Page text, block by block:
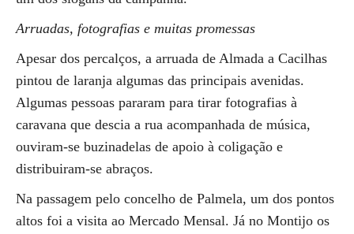
Arruadas, fotografias e muitas promessas
Apesar dos percalços, a arruada de Almada a Cacilhas
pintou de laranja algumas das principais avenidas.
Algumas pessoas pararam para tirar fotografias à
caravana que descia a rua acompanhada de música,
ouviram-se buzinadelas de apoio à coligação e
distribuiram-se abraços.
Na passagem pelo concelho de Palmela, um dos pontos
altos foi a visita ao Mercado Mensal. Já no Montijo os